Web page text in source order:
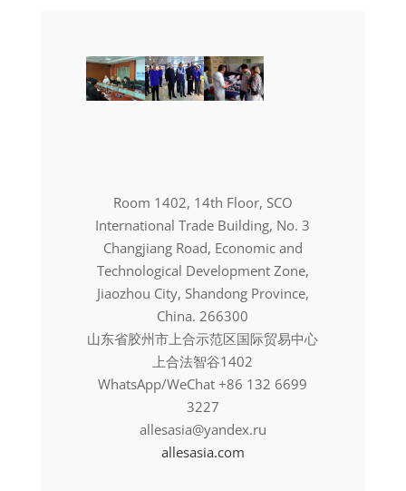
Room 1402, 14th Floor, SCO
International Trade Building, No. 3
Changjiang Road, Economic and
Technological Development Zone,
Jiaozhou City, Shandong Province,
China. 266300
山东省胶州市上合示范区国际贸易中心
上合法智谷1402
WhatsApp/WeChat +86 132 6699
3227
allesasia@yandex.ru
allesasia.com